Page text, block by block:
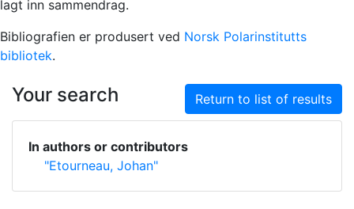
lagt inn sammendrag.
Bibliografien er produsert ved Norsk Polarinstitutts
bibliotek.
Your search Return to list of results
In authors or contributors
"Etourneau, Johan"